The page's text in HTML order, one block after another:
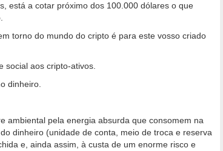
está a cotar próximo dos 100.000 dólares o que
torno do mundo do cripto é para este vosso criado
social aos cripto-ativos.
dinheiro.
ambiental pela energia absurda que consomem na
dinheiro (unidade de conta, meio de troca e reserva
e, ainda assim, à custa de um enorme risco e